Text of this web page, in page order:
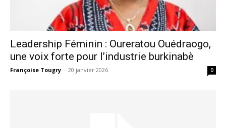
Leadership Féminin : Oureratou Ouédraogo,
une voix forte pour l’industrie burkinabè
Françoise Tougry - 20 janvier 2026 0